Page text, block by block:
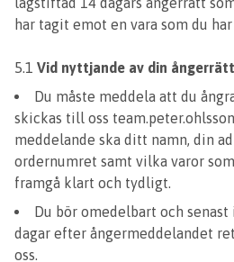
har tagit emot en vara som du
5.1 Vid nyttjande av din
Du måste meddela att du
skickas till oss
meddelande ska ditt namn, din
ordernumret samt vilka varor
framgå klart och tydligt.
Du bör omedelbart och
dagar efter ångermeddelandet
oss.